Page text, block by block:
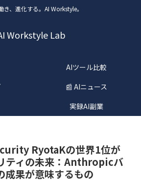
き、進化する。AI Workstyle。
Workstyle Lab
AIツール比較
📰 AIニュース
実録AI副業
RyotaKの世界1位が
ティの未来：Anthropicバ
成果が意味するもの